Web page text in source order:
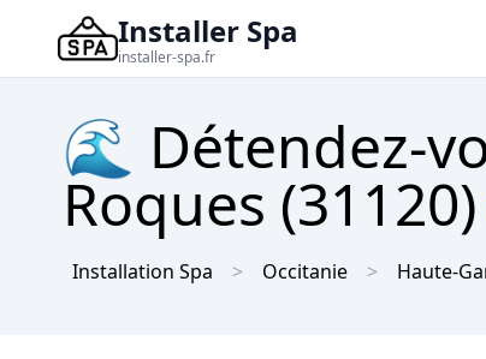
Installer Spa
installer-spa.fr
🌊 Détendez-
Roques
Installation Spa Occitanie Haute-